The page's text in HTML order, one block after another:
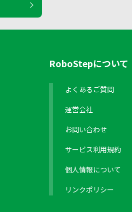
RoboStepについて
よくあるご質問
運営会社
お問い合わせ
サービス利用規約
個人情報について
リンクポリシー